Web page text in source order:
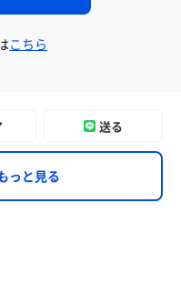
こちら
送る
っと見る